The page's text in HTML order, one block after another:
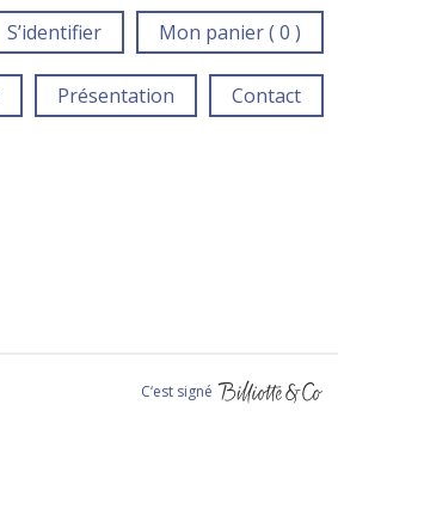
S’identifier Mon panier ( 0 )
Présentation Contact
C‘est signé